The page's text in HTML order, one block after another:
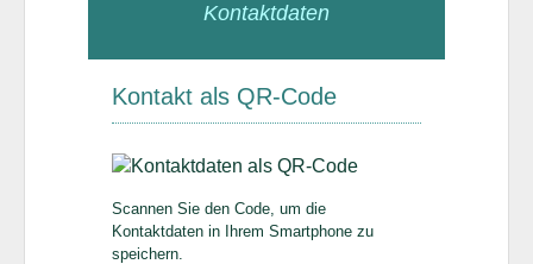
Kontaktdaten
Kontakt als QR-Code
Scannen Sie den Code, um die
Kontaktdaten in Ihrem Smartphone zu
speichern.